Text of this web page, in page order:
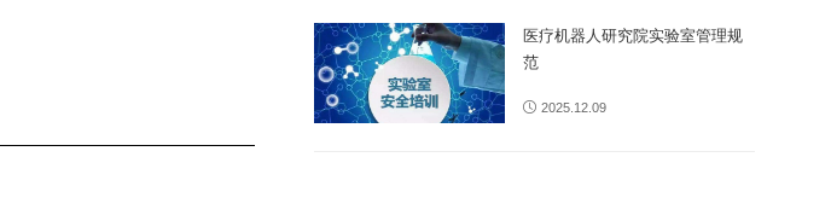
医疗机器人研究院实验室管理规
范
2025.12.09